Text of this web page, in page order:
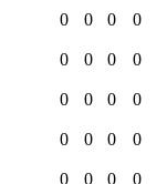
0 0 0 0
0 0 0 0
0 0 0 0
0 0 0 0
0 0 0
0